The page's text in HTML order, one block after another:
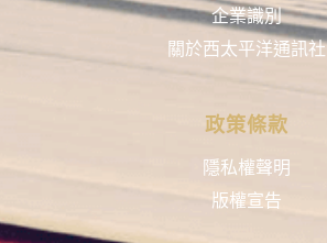
企業識別
關於西太平洋通訊社
政策條款
隱私權聲明
版權宣告